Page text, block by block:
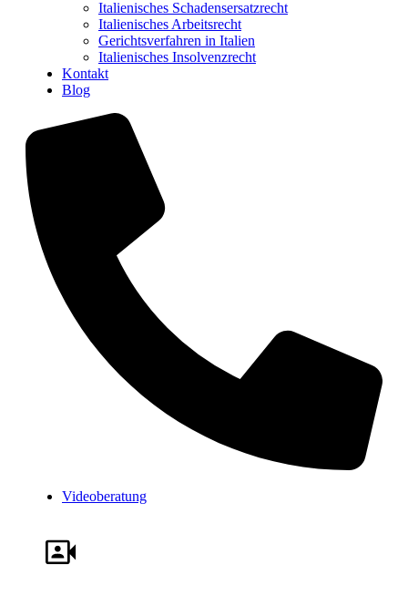
Italienisches Schadensersatzrecht
Italienisches Arbeitsrecht
Gerichtsverfahren in Italien
Italienisches Insolvenzrecht
Kontakt
Blog
Videoberatung